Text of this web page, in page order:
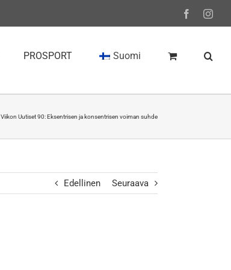
Facebook
PROSPORT Suomi
Viikon Uutiset 90: Eksentrisen ja konsentrisen voiman suhde
Edellinen Seuraava